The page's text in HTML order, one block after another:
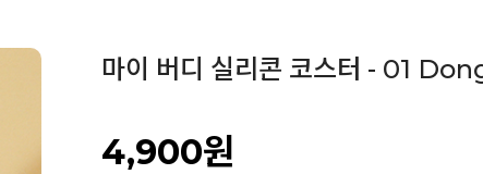
마이 버디 실리콘 코스터 - 01
4,900원